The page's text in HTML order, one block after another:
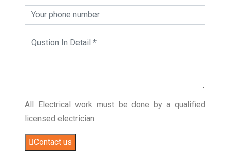
All Electrical work must be done by a qualified
licensed electrician.
Contact us